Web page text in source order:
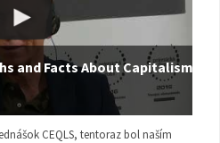
and Facts About Capitalism |
CEQLS, tentoraz bol naším